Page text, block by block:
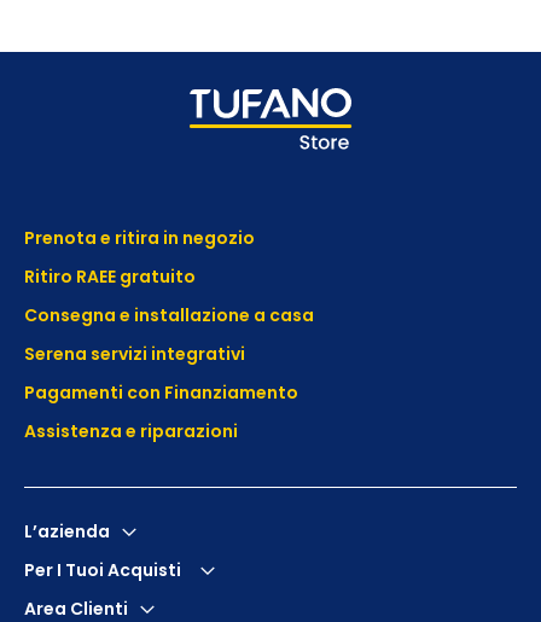
Prenota e ritira in negozio
Ritiro RAEE gratuito
Consegna e installazione a casa
Serena servizi integrativi
Pagamenti con Finanziamento
Assistenza e riparazioni
L’azienda
Per I Tuoi Acquisti
Area Clienti